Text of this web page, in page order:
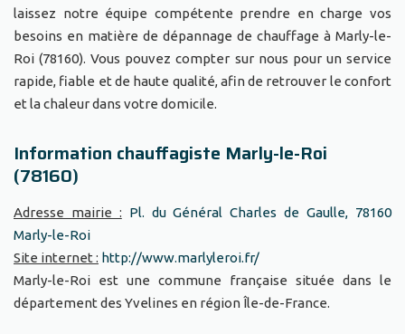
laissez notre équipe compétente prendre en charge vos
besoins en matière de dépannage de chauffage à Marly-le-
Roi (78160). Vous pouvez compter sur nous pour un service
rapide, fiable et de haute qualité, afin de retrouver le confort
et la chaleur dans votre domicile.
Information chauffagiste Marly-le-Roi
(78160)
Adresse mairie : Pl. du Général Charles de Gaulle, 78160
Marly-le-Roi
Site internet : http://www.marlyleroi.fr/
Marly-le-Roi est une commune française située dans le
département des Yvelines en région Île-de-France.